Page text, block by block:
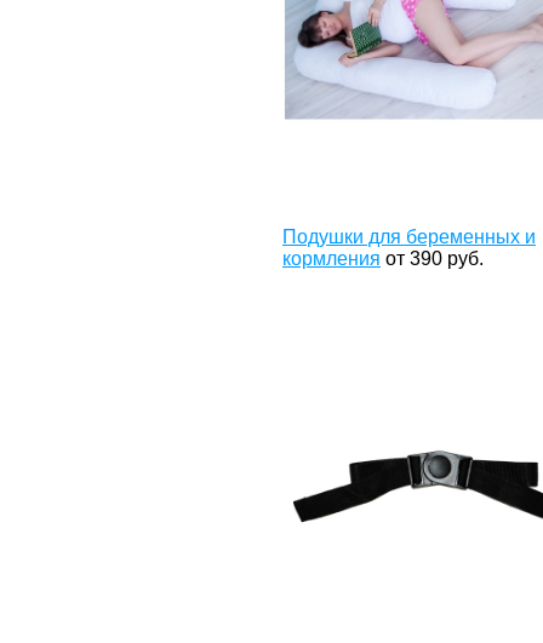
Подушки для беременных и
кормления от 390 руб.